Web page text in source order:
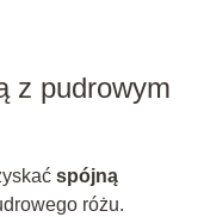
z pudrowym
spójną
różu.